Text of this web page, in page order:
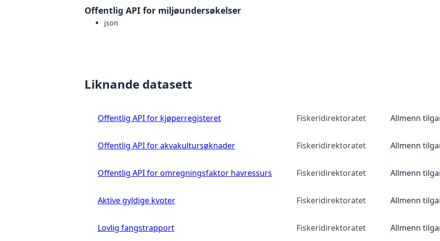
Offentlig API for miljøundersøkelser
json
Liknande datasett
Offentlig API for kjøperregisteret Fiskeridirektoratet Allmenn
Offentlig API for akvakultursøknader Fiskeridirektoratet Allmenn
Offentlig API for omregningsfaktor havressurs Fiskeridirektoratet Allmenn
Aktive gyldige kvoter Fiskeridirektoratet Allmenn
Lovlig fangstrapport Fiskeridirektoratet Allmenn